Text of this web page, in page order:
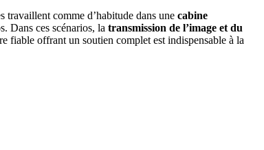
travaillent comme d’habitude dans une cabine
Dans ces scénarios, la transmission de l’image et du
fiable offrant un soutien complet est indispensable à la